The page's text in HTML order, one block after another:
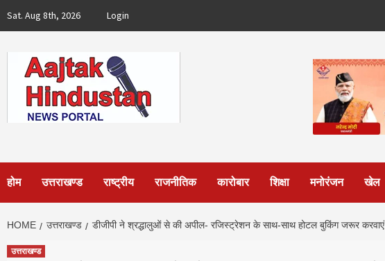
Sat. Aug 8th, 2026 Login
होम उत्तराखण्ड राष्ट्रीय राजनीतिक कारोबार शिक्षा मनोरंजन खेल
HOME उत्तराखण्ड डीजीपी ने श्रद्धालुओं से की अपील- रजिस्ट्रेशन के साथ-साथ होटल बुकिंग जरूर करवाएं
उत्तराखण्ड